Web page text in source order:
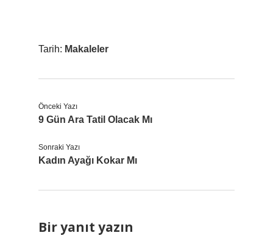
Tarih: Makaleler
Önceki Yazı
9 Gün Ara Tatil Olacak Mı
Sonraki Yazı
Kadın Ayağı Kokar Mı
Bir yanıt yazın